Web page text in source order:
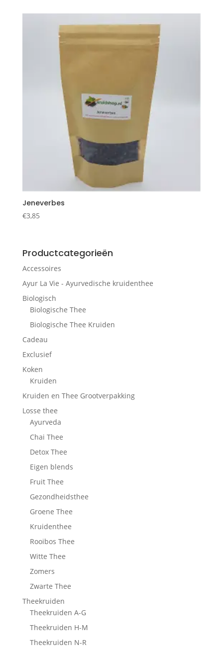
Jeneverbes
€3,85
Productcategorieën
Accessoires
Ayur La Vie - Ayurvedische kruidenthee
Biologisch
Biologische Thee
Biologische Thee Kruiden
Cadeau
Exclusief
Koken
Kruiden
Kruiden en Thee Grootverpakking
Losse thee
Ayurveda
Chai Thee
Detox Thee
Eigen blends
Fruit Thee
Gezondheidsthee
Groene Thee
Kruidenthee
Rooibos Thee
Witte Thee
Zomers
Zwarte Thee
Theekruiden
Theekruiden A-G
Theekruiden H-M
Theekruiden N-R